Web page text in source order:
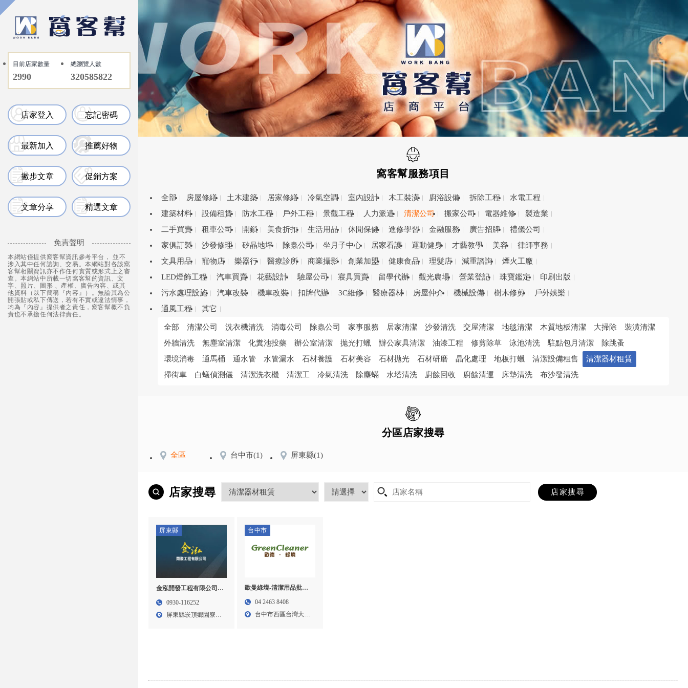
目前店家數量
2990
總瀏覽人數
320585822
店家登入 忘記密碼
最新加入 推薦好物
撇步文章 促銷方案
文章分享 精選文章
免責聲明
本網站僅提供窩客幫資訊參考平台， 並不
涉入其中任何諮詢、交易。本網站對各該窩
客幫相關資訊亦不作任何實質或形式上之審
查。本網站中所載一切窩客幫的資訊、文
字、照片、圖形 、產權、廣告內容、或其
他資料（以下簡稱『內容』）。無論其為公
開張貼或私下傳送，若有不實或違法情事，
均為『內容』提供者之責任，窩客幫概不負
責也不承擔任何法律責任。
窩客幫服務項目
全部 房屋修繕 土木建築 居家修繕 冷氣空調 室內設計 木工裝潢 廚浴設備 拆除工程
水電工程
建築材料
設備租賃 防水工程 戶外工程 景觀工程 人力派遣 清潔公司 搬家公司 電器維修
製造業
二手買賣
租車公司 開鎖 美食折扣 生活用品 休閒保健 進修學習 金融服務 廣告招牌
禮儀公司
家俱訂製
沙發修理 矽晶地坪 除蟲公司 坐月子中心 居家看護 運動健身 才藝教學 美容
律師事務
文具用品
寵物店 樂器行 醫療診所 商業攝影 創業加盟 健康食品 理髮店 減重諮詢
煙火工廠
LED燈飾工程
汽車買賣 花藝設計 驗屋公司 寢具買賣 留學代辦 觀光農場 營業登記 珠寶鑑定
印刷出版
污水處理設施
汽車改裝 機車改裝 扣牌代辦 3C維修 醫療器材 房屋仲介 機械設備 樹木修剪
戶外娛樂
通風工程
其它
全部 清潔公司 洗衣機清洗 消毒公司 除蟲公司 家事服務 居家清潔 沙發清洗 交屋清潔 地毯清潔 木質地板清潔 大掃除
裝潢清潔
外牆清洗
無塵室清潔 化糞池投藥 辦公室清潔 拋光打蠟 辦公家具清潔 油漆工程 修剪除草 泳池清洗 駐點包月清潔
除跳蚤
環境消毒
通馬桶 通水管 水管漏水 石材養護 石材美容 石材拋光 石材研磨 晶化處理 地板打蠟 清潔設備租售
清潔器材租賃
掃街車
白蟻偵測儀 清潔洗衣機 清潔工 冷氣清洗 除塵蟎 水塔清洗 廚餘回收 廚餘清運 床墊清洗 布沙發清洗
分區店家搜尋
全區 台中市(1) 屏東縣(1)
店家搜尋
屏東縣
金泓開發工程有限公司-
灑水車,灑水車出租,洗街
車,崁頂灑水車
0930-116252
屏東縣崁頂鄉園寮村
台中市
歐曼綠境-清潔用品批發,
台中清潔用品批發,西區
04 2463 8408
台中市西區台灣大道